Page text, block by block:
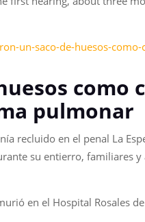
un-saco-de-huesos-
como
pulmonar
recluido en el penal La
su entierro, familiares
en el Hospital Rosales